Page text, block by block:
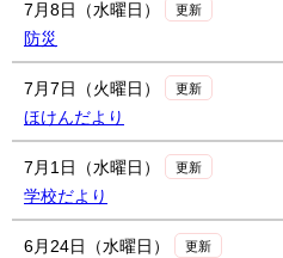
7月8日（水曜日） 更新
防災
7月7日（火曜日） 更新
ほけんだより
7月1日（水曜日） 更新
学校だより
6月24日（水曜日） 更新